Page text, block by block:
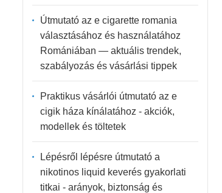
Útmutató az e cigarette romania
választásához és használatához
Romániában — aktuális trendek,
szabályozás és vásárlási tippek
Praktikus vásárlói útmutató az e
cigik háza kínálatához - akciók,
modellek és töltetek
Lépésről lépésre útmutató a
nikotinos liquid keverés gyakorlati
titkai - arányok, biztonság és